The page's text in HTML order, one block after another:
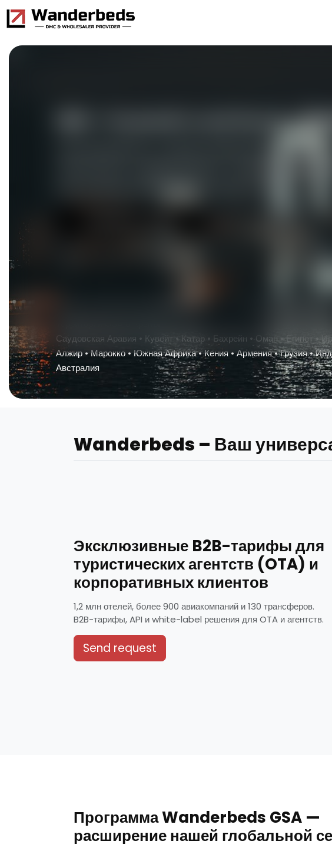
GSA – Развивайте свой бизнес с
Саудовская Аравия • Кувейт • Катар • Бахрейн • Оман • Египет •
Алжир • Марокко • Южная Африка • Кения • Армения • Грузия •
Австралия
Wanderbeds – Ваш
Эксклюзивные B2B-тарифы для
туристических агентств (OTA) и
корпоративных клиентов
1,2 млн отелей, более 900 авиакомпаний и 130 трансферов.
B2B-тарифы, API и white-label решения для OTA и агентств.
Send request
Программа Wanderbeds GSA —
расширение нашей глобальной